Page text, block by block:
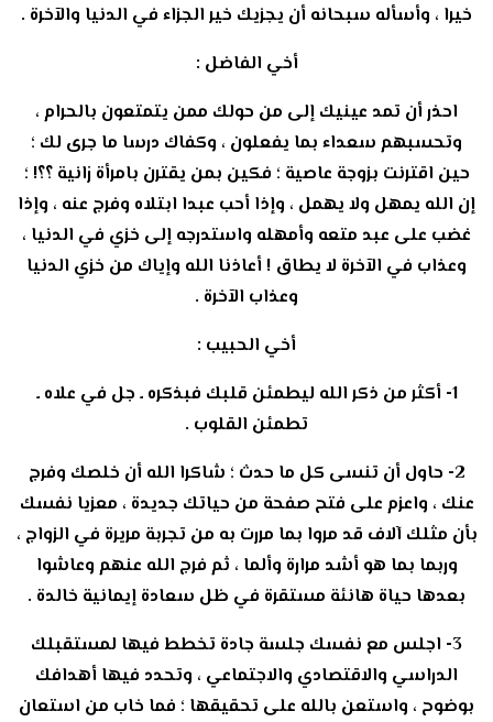
خيرا ، وأسأله سبحانه أن يجزيك خير الجزاء في الدنيا والآخرة .
أخي الفاضل :
احذر أن تمد عينيك إلى من حولك ممن يتمتعون بالحرام ،
وتحسبهم سعداء بما يفعلون ، وكفاك درسا ما جرى لك ؛
حين اقترنت بزوجة عاصية ؛ فكين بمن يقترن بامرأة زانية ؟؟! ؛
إن الله يمهل ولا يهمل ، وإذا أحب عبدا ابتلاه وفرج عنه ، وإذا
غضب على عبد متعه وأمهله واستدرجه إلى خزي في الدنيا ،
وعذاب في الآخرة لا يطاق ! أعاذنا الله وإياك من خزي الدنيا
وعذاب الآخرة .
أخي الحبيب :
1- أكثر من ذكر الله ليطمئن قلبك فبذكره ـ جل في علاه ـ
تطمئن القلوب .
2- حاول أن تنسى كل ما حدث ؛ شاكرا الله أن خلصك وفرج
عنك ، واعزم على فتح صفحة من حياتك جديدة ، معزيا نفسك
بأن مثلك آلاف قد مروا بما مررت به من تجربة مريرة في الزواج ،
وربما بما هو أشد مرارة وألما ، ثم فرج الله عنهم وعاشوا
بعدها حياة هانئة مستقرة في ظل سعادة إيمانية خالدة .
3- اجلس مع نفسك جلسة جادة تخطط فيها لمستقبلك
الدراسي والاقتصادي والاجتماعي ، وتحدد فيها أهدافك
بوضوح ، واستعن بالله على تحقيقها ؛ فما خاب من استعان